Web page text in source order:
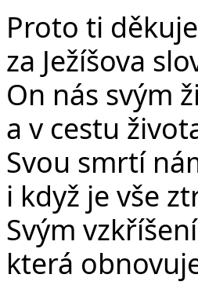
Proto ti
za Ježíšova
On nás svým
a v cestu
Svou smrtí
i když je vše
Svým
která